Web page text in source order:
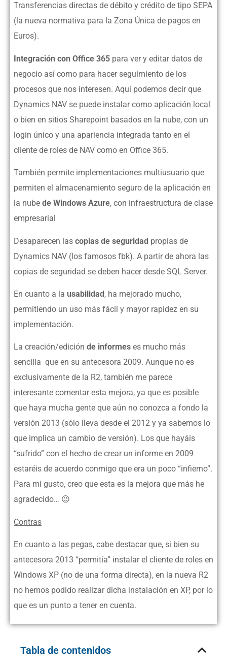
Transferencias directas de débito y crédito de tipo SEPA
(la nueva normativa para la Zona Única de pagos en
Euros).
Integración con Office 365 para ver y editar datos de
negocio así como para hacer seguimiento de los
procesos que nos interesen. Aquí podemos decir que
Dynamics NAV se puede instalar como aplicación local
o bien en sitios Sharepoint basados en la nube, con un
login único y una apariencia integrada tanto en el
cliente de roles de NAV como en Office 365.
También permite implementaciones multiusuario que
permiten el almacenamiento seguro de la aplicación en
la nube de Windows Azure, con infraestructura de clase
empresarial
Desaparecen las copias de seguridad propias de
Dynamics NAV (los famosos fbk). A partir de ahora las
copias de seguridad se deben hacer desde SQL Server.
En cuanto a la usabilidad, ha mejorado mucho,
permitiendo un uso más fácil y mayor rapidez en su
implementación.
La creación/edición de informes es mucho más
sencilla que en su antecesora 2009. Aunque no es
exclusivamente de la R2, también me parece
interesante comentar esta mejora, ya que es posible
que haya mucha gente que aún no conozca a fondo la
versión 2013 (sólo lleva desde el 2012 y ya sabemos lo
que implica un cambio de versión). Los que hayáis
“sufrido” con el hecho de crear un informe en 2009
estaréis de acuerdo conmigo que era un poco “infierno”.
Para mi gusto, creo que esta es la mejora que más he
agradecido… 😉
Contras
En cuanto a las pegas, cabe destacar que, si bien su
antecesora 2013 “permitía” instalar el cliente de roles en
Windows XP (no de una forma directa), en la nueva R2
no hemos podido realizar dicha instalación en XP, por lo
que es un punto a tener en cuenta.
Tabla de contenidos